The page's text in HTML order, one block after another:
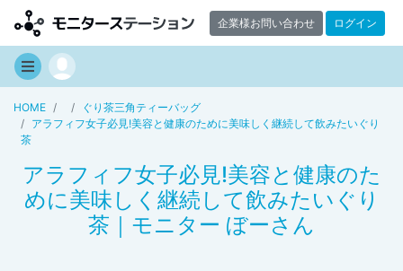
企業様お問い合わせ ログイン
HOME
ぐり茶三角ティーバッグ
アラフィフ女子必見!美容と健康のために美味しく継続して飲みたいぐり
茶
アラフィフ女子必見!美容と健康のた
めに美味しく継続して飲みたいぐり
茶｜モニター ぼーさん